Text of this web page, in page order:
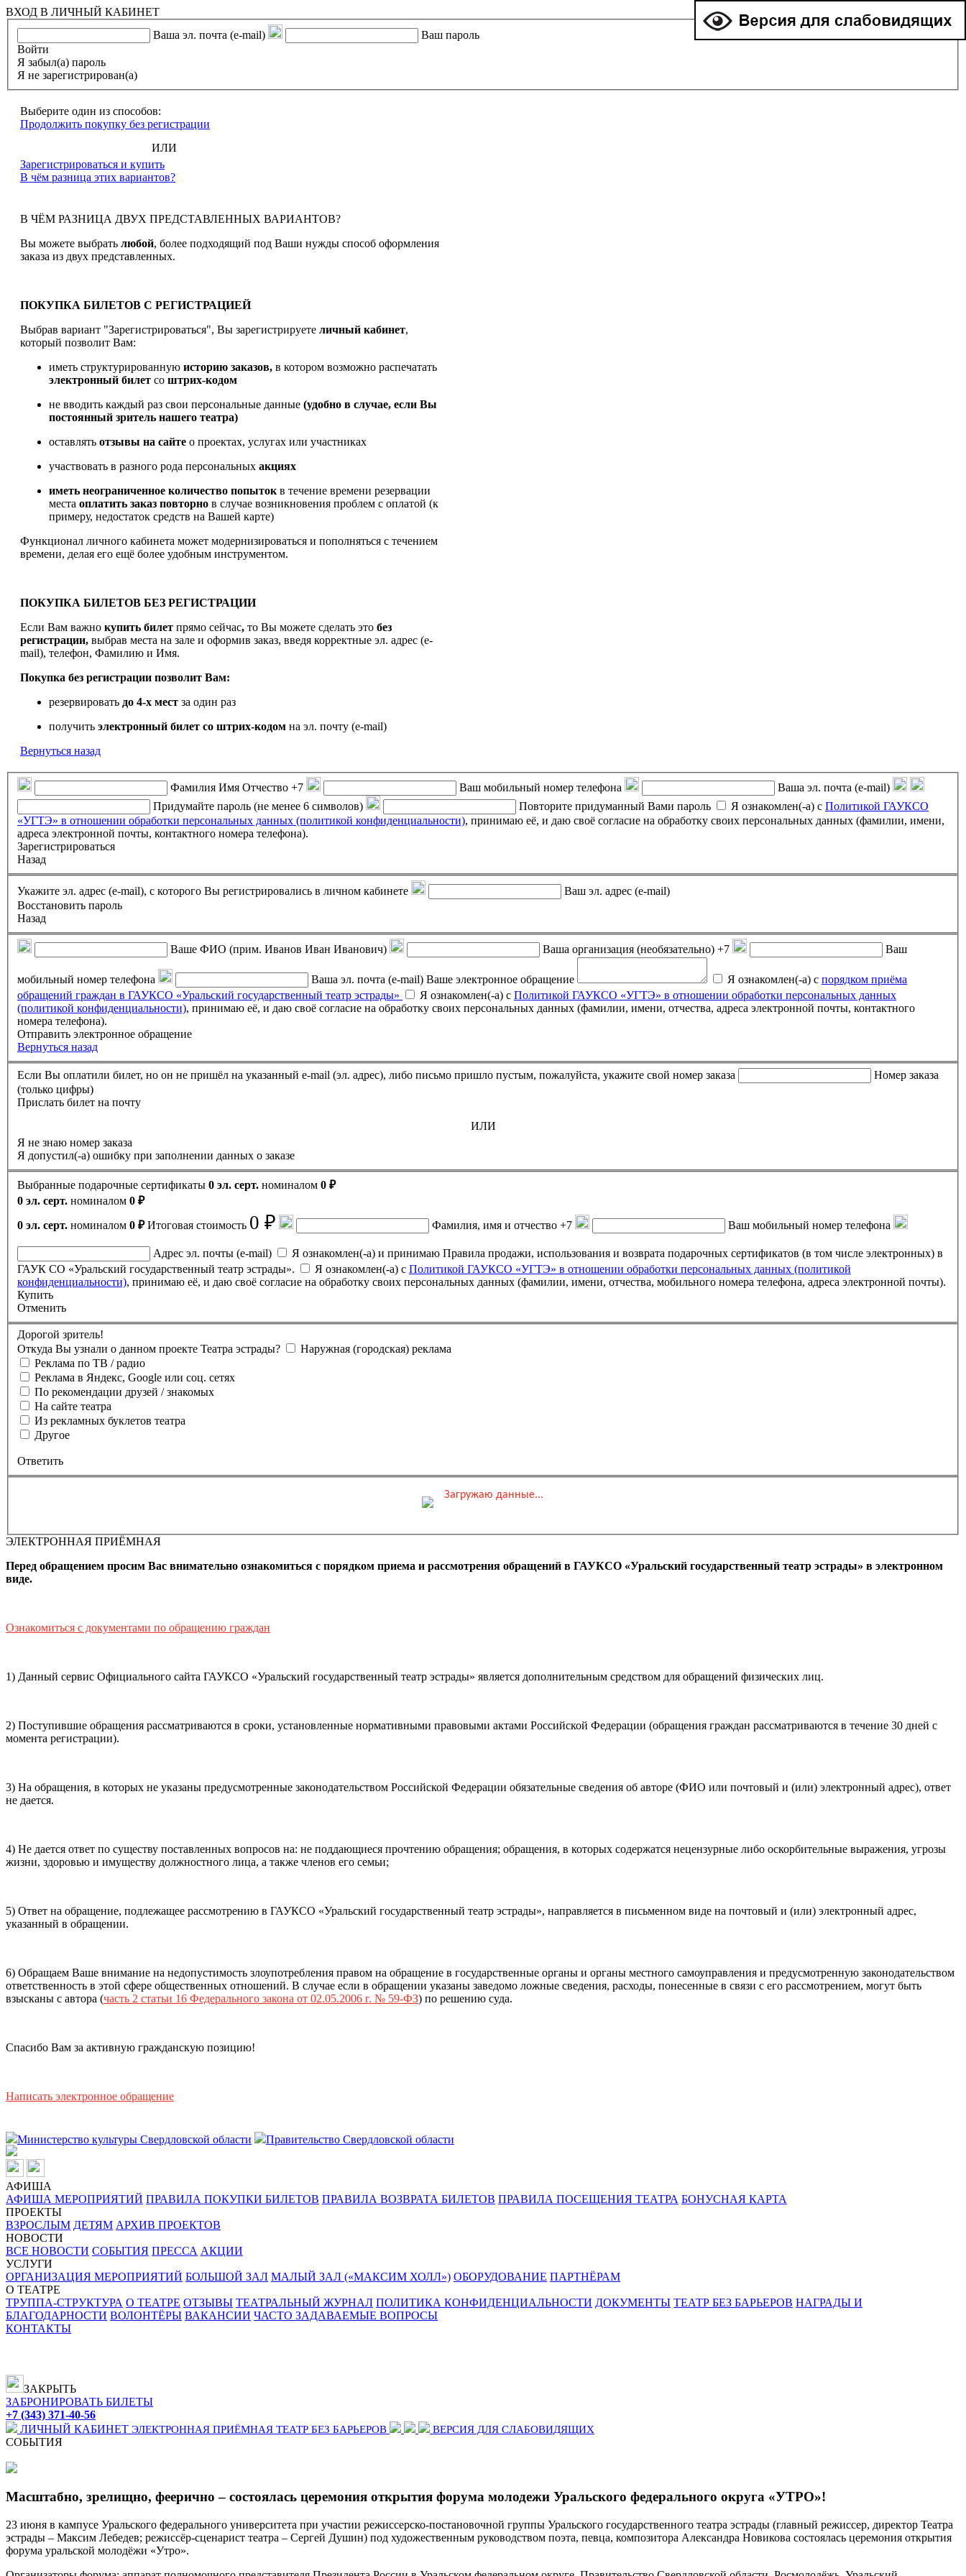
ВХОД В ЛИЧНЫЙ КАБИНЕТ
Ваша эл. почта (e-mail)
Ваш пароль
Войти
Я забыл(а) пароль
Я не зарегистрирован(а)
Выберите один из способов:
Продолжить покупку без регистрации
ИЛИ
Зарегистрироваться и купить
В чём разница этих вариантов?
В ЧЁМ РАЗНИЦА ДВУХ ПРЕДСТАВЛЕННЫХ ВАРИАНТОВ?
Вы можете выбрать любой, более подходящий под Ваши нужды способ оформления
заказа из двух представленных.
ПОКУПКА БИЛЕТОВ С РЕГИСТРАЦИЕЙ
Выбрав вариант "Зарегистрироваться", Вы зарегистрируете личный кабинет,
который позволит Вам:
иметь структурированную историю заказов, в котором возможно распечатать
электронный билет со штрих-кодом
не вводить каждый раз свои персональные данные (удобно в случае, если Вы
постоянный зритель нашего театра)
оставлять отзывы на сайте о проектах, услугах или участниках
участвовать в разного рода персональных акциях
иметь неограниченное количество попыток в течение времени резервации
места оплатить заказ повторно в случае возникновения проблем с оплатой (к
примеру, недостаток средств на Вашей карте)
Функционал личного кабинета может модернизироваться и пополняться с течением
времени, делая его ещё более удобным инструментом.
ПОКУПКА БИЛЕТОВ БЕЗ РЕГИСТРАЦИИ
Если Вам важно купить билет прямо сейчас, то Вы можете сделать это без
регистрации, выбрав места на зале и оформив заказ, введя корректные эл. адрес (e-
mail), телефон, Фамилию и Имя.
Покупка без регистрации позволит Вам:
резервировать до 4-х мест за один раз
получить электронный билет со штрих-кодом на эл. почту (e-mail)
Вернуться назад
Фамилия Имя Отчество +7 Ваш мобильный номер телефона
Ваша эл. почта (e-mail)
Придумайте пароль (не менее 6 символов)
Повторите придуманный Вами пароль Я ознакомлен(-а) с Политикой ГАУКСО
«УГТЭ» в отношении обработки персональных данных (политикой конфиденциальности), принимаю её, и даю своё согласие на обработку своих персональных данных (фамилии, имени,
адреса электронной почты, контактного номера телефона).
Зарегистрироваться
Назад
Укажите эл. адрес (e-mail), с которого Вы регистрировались в личном кабинете
Ваш эл. адрес (e-mail)
Восстановить пароль
Назад
Ваше ФИО (прим. Иванов Иван Иванович) Ваша организация (необязательно) +7 Ваш
мобильный номер телефона Ваша эл. почта (e-mail) Ваше электронное обращение Я ознакомлен(-а) с порядком приёма
обращений граждан в ГАУКСО «Уральский государственный театр эстрады»
Я ознакомлен(-а) с Политикой ГАУКСО «УГТЭ» в отношении обработки персональных данных
(политикой конфиденциальности), принимаю её, и даю своё согласие на обработку своих персональных данных (фамилии, имени, отчества, адреса электронной почты, контактного
номера телефона).
Отправить электронное обращение
Вернуться назад
Если Вы оплатили билет, но он не пришёл на указанный e-mail (эл. адрес), либо письмо пришло пустым, пожалуйста, укажите свой номер заказа
Номер заказа
(только цифры)
Прислать билет на почту
ИЛИ
Я не знаю номер заказа
Я допустил(-а) ошибку при заполнении данных о заказе
Выбранные подарочные сертификаты 0 эл. серт. номиналом 0 ₽
0 эл. серт. номиналом 0 ₽
0 эл. серт. номиналом 0 ₽ Итоговая стоимость 0 ₽ Фамилия, имя и отчество +7 Ваш мобильный номер телефона
Адрес эл. почты (e-mail)
Я ознакомлен(-а) и принимаю Правила продажи, использования и возврата подарочных сертификатов (в том числе электронных) в
ГАУК СО «Уральский государственный театр эстрады».
Я ознакомлен(-а) с Политикой ГАУКСО «УГТЭ» в отношении обработки персональных данных (политикой
конфиденциальности) , принимаю её, и даю своё согласие на обработку своих персональных данных (фамилии, имени, отчества, мобильного номера телефона, адреса электронной почты).
Купить
Отменить
Дорогой зритель!
Откуда Вы узнали о данном проекте Театра эстрады?
Наружная (городская) реклама
Реклама по ТВ / радио
Реклама в Яндекс, Google или соц. сетях
По рекомендации друзей / знакомых
На сайте театра
Из рекламных буклетов театра
Другое
Ответить
Загружаю данные...
Вы бронируете места наМероприятие состоится 0 ₽
Промокод
Применить
обработки персональных данных (политикой конфиденциальности) , принимаю её, и даю своё согласие на обработку своих персональных данных (фамилии, имени, адреса электронной
почты, контактного номера телефона).
ЭЛЕКТРОННАЯ ПРИЁМНАЯ
Перед обращением просим Вас внимательно ознакомиться с порядком приема и рассмотрения обращений в ГАУКСО «Уральский государственный театр эстрады» в электронном
виде.
Ознакомиться с документами по обращению граждан
1) Данный сервис Официального сайта ГАУКСО «Уральский государственный театр эстрады» является дополнительным средством для обращений физических лиц.
2) Поступившие обращения рассматриваются в сроки, установленные нормативными правовыми актами Российской Федерации (обращения граждан рассматриваются в течение 30 дней с
момента регистрации).
3) На обращения, в которых не указаны предусмотренные законодательством Российской Федерации обязательные сведения об авторе (ФИО или почтовый и (или) электронный адрес), ответ
не дается.
4) Не дается ответ по существу поставленных вопросов на: не поддающиеся прочтению обращения; обращения, в которых содержатся нецензурные либо оскорбительные выражения, угрозы
жизни, здоровью и имуществу должностного лица, а также членов его семьи;
5) Ответ на обращение, подлежащее рассмотрению в ГАУКСО «Уральский государственный театр эстрады», направляется в письменном виде на почтовый и (или) электронный адрес,
указанный в обращении.
6) Обращаем Ваше внимание на недопустимость злоупотребления правом на обращение в государственные органы и органы местного самоуправления и предусмотренную законодательством
ответственность в этой сфере общественных отношений. В случае если в обращении указаны заведомо ложные сведения, расходы, понесенные в связи с его рассмотрением, могут быть
взысканы с автора (часть 2 статьи 16 Федерального закона от 02.05.2006 г. № 59-ФЗ) по решению суда.
Спасибо Вам за активную гражданскую позицию!
Написать электронное обращение
Министерство культуры Свердловской области Правительство Свердловской области
АФИША
АФИША МЕРОПРИЯТИЙ ПРАВИЛА ПОКУПКИ БИЛЕТОВ ПРАВИЛА ВОЗВРАТА БИЛЕТОВ ПРАВИЛА ПОСЕЩЕНИЯ ТЕАТРА БОНУСНАЯ КАРТА
ПРОЕКТЫ
ВЗРОСЛЫМ ДЕТЯМ АРХИВ ПРОЕКТОВ
НОВОСТИ
ВСЕ НОВОСТИ СОБЫТИЯ ПРЕССА АКЦИИ
УСЛУГИ
ОРГАНИЗАЦИЯ МЕРОПРИЯТИЙ БОЛЬШОЙ ЗАЛ МАЛЫЙ ЗАЛ («МАКСИМ ХОЛЛ») ОБОРУДОВАНИЕ ПАРТНЁРАМ
О ТЕАТРЕ
ТРУППА-СТРУКТУРА О ТЕАТРЕ ОТЗЫВЫ ТЕАТРАЛЬНЫЙ ЖУРНАЛ ПОЛИТИКА КОНФИДЕНЦИАЛЬНОСТИ ДОКУМЕНТЫ ТЕАТР БЕЗ БАРЬЕРОВ НАГРАДЫ И
БЛАГОДАРНОСТИ ВОЛОНТЁРЫ ВАКАНСИИ ЧАСТО ЗАДАВАЕМЫЕ ВОПРОСЫ
КОНТАКТЫ
ЗАКРЫТЬ
ЗАБРОНИРОВАТЬ БИЛЕТЫ
+7 (343) 371-40-56
ЛИЧНЫЙ КАБИНЕТ ЭЛЕКТРОННАЯ ПРИЁМНАЯ ТЕАТР БЕЗ БАРЬЕРОВ ВЕРСИЯ ДЛЯ СЛАБОВИДЯЩИХ
СОБЫТИЯ
Масштабно, зрелищно, феерично – состоялась церемония открытия форума молодежи Уральского федерального округа «УТРО»!
23 июня в кампусе Уральского федерального университета при участии режиссерско-постановочной группы Уральского государственного театра эстрады (главный режиссер, директор Театра
эстрады – Максим Лебедев; режиссёр-сценарист театра – Сергей Душин) под художественным руководством поэта, певца, композитора Александра Новикова состоялась церемония открытия
форума уральской молодёжи «Утро».